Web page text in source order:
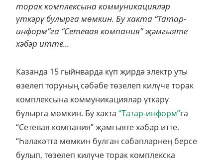
торак комплексына коммуникацияләр
үткәрү булырга мөмкин. Бу хакта “Татар-
информ”га “Сетевая компания” җәмгыяте
хәбәр итте...
Казанда 15 гыйнварда күп җирдә электр уты
өзелеп торуның сәбәбе төзелеп килүче торак
комплексына коммуникацияләр үткәрү
булырга мөмкин. Бу хакта “Татар-информ”га
“Сетевая компания” җәмгыяте хәбәр итте.
“Һәлакәттә мөмкин булган сәбәпләрнең берсе
булып, төзелеп килүче торак комплекска